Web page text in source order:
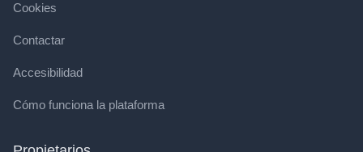
Cookies
Contactar
Accesibilidad
Cómo funciona la plataforma